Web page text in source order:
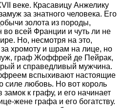
веке. Красавицу Анжелику
за знатного человека. Его
золота из породы,
во всей Франции и чуть ли не
Но, несмотря на это,
хромоту и шрам на лице, но
муж, граф Жоффрей де Пейрак,
и справедливый мужчина.
вспыхивают настоящие
силе любовь. Но вот король
к графу, и его начинает
жене графа и его богатству.